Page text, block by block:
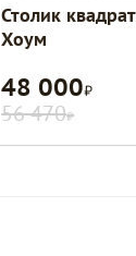
Столик
Хоум
48 000Р
56 470Р